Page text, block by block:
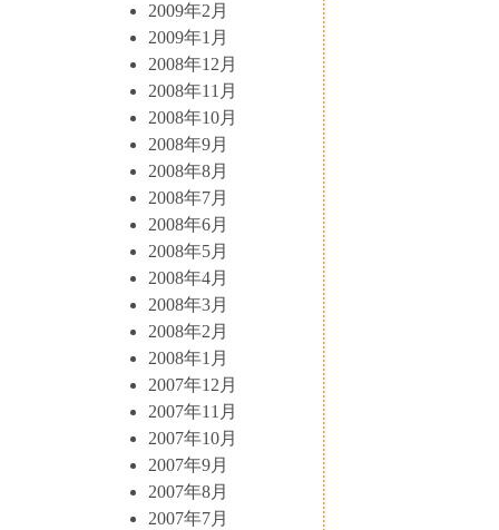
2009年2月
2009年1月
2008年12月
2008年11月
2008年10月
2008年9月
2008年8月
2008年7月
2008年6月
2008年5月
2008年4月
2008年3月
2008年2月
2008年1月
2007年12月
2007年11月
2007年10月
2007年9月
2007年8月
2007年7月